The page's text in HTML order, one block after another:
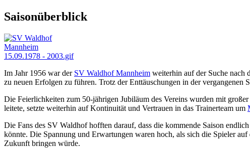
Saisonüberblick
Im Jahr 1956 war der SV Waldhof Mannheim weiterhin auf der Suche nach
zu neuen Erfolgen zu führen. Trotz der Enttäuschungen in der
Die Feierlichkeiten zum 50-jährigen Jubiläum des Vereins wurden mit
leitete, setzte weiterhin auf Kontinuität und Vertrauen in das Trainerteam um
Die Fans des SV Waldhof hofften darauf, dass die kommende Saison
könnte. Die Spannung und Erwartungen waren hoch, als sich die Spieler
Zukunft bringen würde.